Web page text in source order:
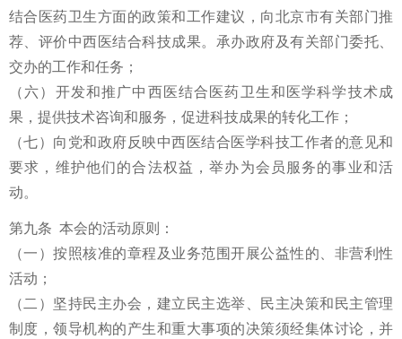
结合医药卫生方面的政策和工作建议，向北京市有关部门推
荐、评价中西医结合科技成果。承办政府及有关部门委托、
交办的工作和任务；
（六）开发和推广中西医结合医药卫生和医学科学技术成
果，提供技术咨询和服务，促进科技成果的转化工作；
（七）向党和政府反映中西医结合医学科技工作者的意见和
要求，维护他们的合法权益，举办为会员服务的事业和活
动。
第九条 本会的活动原则：
（一）按照核准的章程及业务范围开展公益性的、非营利性
活动；
（二）坚持民主办会，建立民主选举、民主决策和民主管理
制度，领导机构的产生和重大事项的决策须经集体讨论，并